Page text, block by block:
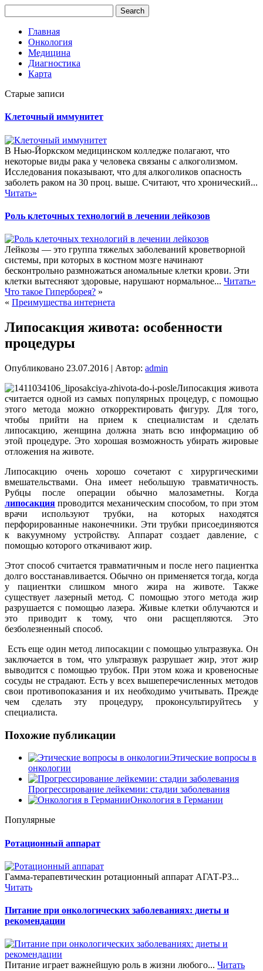
Главная
Онкология
Медицина
Диагностика
Карта
Старые записи
Клеточный иммунитет
В Нью-Йоркском медицинском колледже полагают, что
некоторые виды рака у человека связаны с алкоголизмом.
Исследования показывают, что для алкоголиков опасность
заболеть раком на 30 проц. выше. Считают, что хронический...
Читать»
Роль клеточных технологий в лечении лейкозов
Лейкозы — это группа тяжелых заболеваний кроветворной
системы, при которых в костном мозге начинают
бесконтрольно размножаться аномальные клетки крови. Эти
клетки вытесняют здоровые, нарушают нормальное... Читать»
Что такое Гиперборея? »
« Преимущества интернета
Липосакция живота: особенности
процедуры
Опубликовано 23.07.2016 | Автор: admin
Липосакция живота
считается одной из самых популярных процедур, с помощью
этого метода можно откорректировать фигуру. Для того,
чтобы прийти на прием к специалистам и сделать
липосакцию, женщина должна знать всю информацию об
этой процедуре. Это хорошая возможность убирать жировые
отложения на животе.
Липосакцию очень хорошо сочетают с хирургическими
вмешательствами. Она имеет небольшую травматичность.
Рубцы после операции обычно малозаметны. Когда
липосакция проводится механическим способом, то при этом
врачи используют трубки, на которых находятся
перфорированные наконечники. Эти трубки присоединяются
к вакуумному устройству. Аппарат создает давление, с
помощью которого откачивают жир.
Этот способ считается травматичным и после него пациентка
долго восстанавливается. Обычно он применяется тогда, когда
у пациентки слишком много жира на животе. Также
существует лазерный метод. С помощью этого метода жир
разрушается с помощью лазера. Живые клетки облучаются и
это приводит к тому, что они расщепляются. Это
безболезненный способ.
Есть еще один метод липосакции с помощью ультразвука. Он
заключается в том, что ультразвук разрушает жир, этот жир
выводится с помощью трубок. При этом кожа и кровеносные
сосуды не страдают. Есть у всех вышеперечисленных методов
свои противопоказания и их необходимо учитывать. Прежде
чем сделать эту процедуру, проконсультируйтесь у
специалиста.
Похожие публикации
Этические вопросы в
онкологии
Прогрессирование лейкемии: стадии заболевания
Онкология в Германии
Популярные
Ротационный аппарат
Гамма-терапевтическин ротационный аппарат АГАТ-РЗ...
Читать
Питание при онкологических заболеваниях: диеты и
рекомендации
Питание играет важнейшую роль в жизни любого... Читать